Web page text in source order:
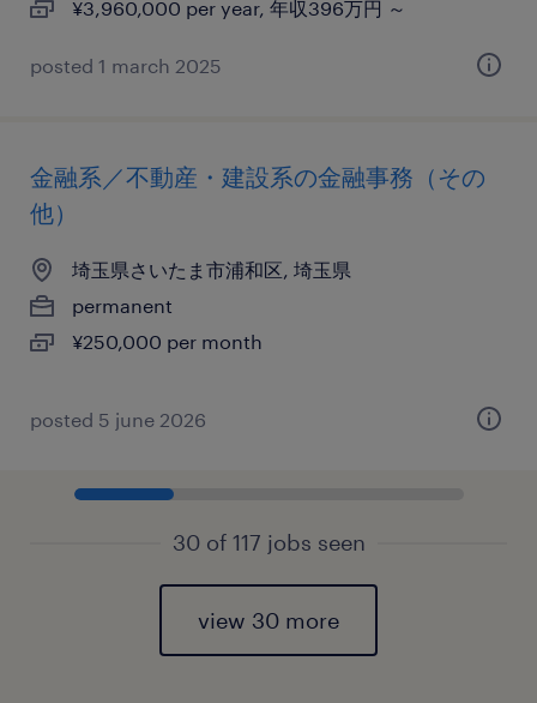
¥3,960,000 per year, 年収396万円 ～
posted 1 march 2025
金融系／不動産・建設系の金融事務（その
他）
埼玉県さいたま市浦和区, 埼玉県
permanent
¥250,000 per month
posted 5 june 2026
30 of 117 jobs seen
view 30 more